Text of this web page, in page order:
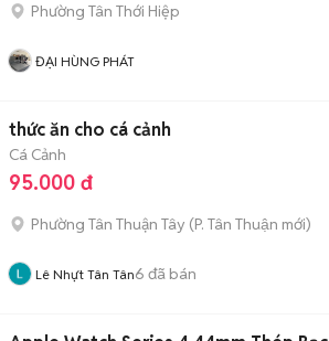
Phường Tân Thới Hiệp
ĐẠI HÙNG PHÁT
thức ăn cho cá cảnh
Cá Cảnh
95.000 đ
Phường Tân Thuận Tây (P. Tân Thuận mới)
Lê Nhựt Tân Tân6 đã bán